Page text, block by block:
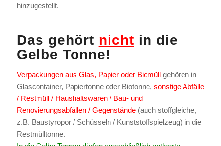
hinzugestellt.
Das gehört nicht in die
Gelbe Tonne!
Verpackungen aus Glas, Papier oder Biomüllgehören in
Glascontainer, Papiertonne oder Biotonne, sonstige Abfälle
/ Restmüll / Haushaltswaren / Bau- und
Renovierungsabfällen / Gegenstände(auch stoffgleiche,
z.B. Baustyropor / Schüsseln / Kunststoffspielzeug) in die
Restmülltonne.